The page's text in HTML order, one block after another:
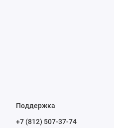
Поддержка
+7 (812) 507-37-74